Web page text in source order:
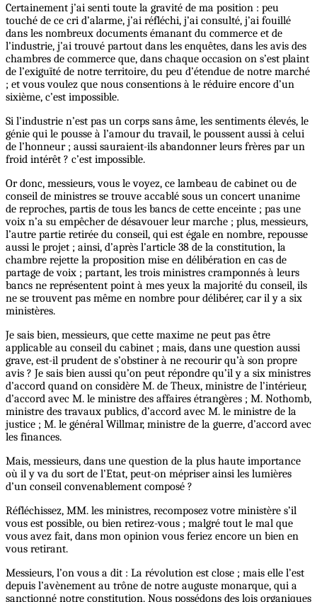
Certainement j’ai senti toute la gravité de ma position : peu
touché de ce cri d’alarme, j’ai réfléchi, j’ai consulté, j’ai fouillé
dans les nombreux documents émanant du commerce et de
l’industrie, j’ai trouvé partout dans les enquêtes, dans les avis des
chambres de commerce que, dans chaque occasion on s’est plaint
de l’exiguïté de notre territoire, du peu d’étendue de notre marché
; et vous voulez que nous consentions à le réduire encore d’un
sixième, c’est impossible.
Si l’industrie n’est pas un corps sans âme, les sentiments élevés, le
génie qui le pousse à l’amour du travail, le poussent aussi à celui
de l’honneur ; aussi sauraient-ils abandonner leurs frères par un
froid intérêt ? c’est impossible.
Or donc, messieurs, vous le voyez, ce lambeau de cabinet ou de
conseil de ministres se trouve accablé sous un concert unanime
de reproches, partis de tous les bancs de cette enceinte ; pas une
voix n’a su empêcher de désavouer leur marche ; plus, messieurs,
l’autre partie retirée du conseil, qui est égale en nombre, repousse
aussi le projet ; ainsi, d’après l’article 38 de la constitution, la
chambre rejette la proposition mise en délibération en cas de
partage de voix ; partant, les trois ministres cramponnés à leurs
bancs ne représentent point à mes yeux la majorité du conseil, ils
ne se trouvent pas même en nombre pour délibérer, car il y a six
ministères.
Je sais bien, messieurs, que cette maxime ne peut pas être
applicable au conseil du cabinet ; mais, dans une question aussi
grave, est-il prudent de s’obstiner à ne recourir qu’à son propre
avis ? Je sais bien aussi qu’on peut répondre qu’il y a six ministres
d’accord quand on considère M. de Theux, ministre de l’intérieur,
d’accord avec M. le ministre des affaires étrangères ; M. Nothomb,
ministre des travaux publics, d’accord avec M. le ministre de la
justice ; M. le général Willmar, ministre de la guerre, d’accord avec
les finances.
Mais, messieurs, dans une question de la plus haute importance
où il y va du sort de l’Etat, peut-on mépriser ainsi les lumières
d’un conseil convenablement composé ?
Réfléchissez, MM. les ministres, recomposez votre ministère s’il
vous est possible, ou bien retirez-vous ; malgré tout le mal que
vous avez fait, dans mon opinion vous feriez encore un bien en
vous retirant.
Messieurs, l’on vous a dit : La révolution est close ; mais elle l’est
depuis l’avènement au trône de notre auguste monarque, qui a
sanctionné notre constitution. Nous possédons des lois organiques